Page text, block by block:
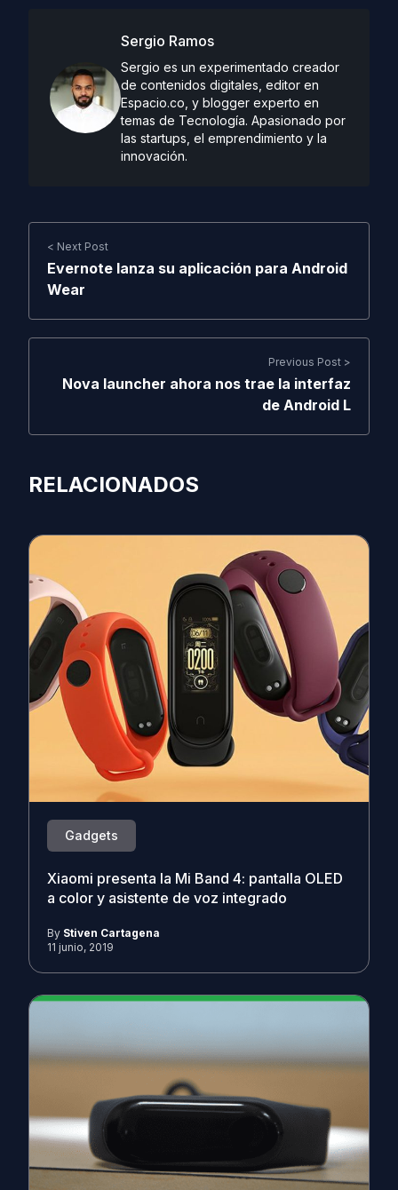
Sergio Ramos
Sergio es un experimentado creador
de contenidos digitales, editor en
Espacio.co, y blogger experto en
temas de Tecnología. Apasionado por
las startups, el emprendimiento y la
innovación.
< Next Post
Evernote lanza su aplicación para Android
Wear
Previous Post >
Nova launcher ahora nos trae la interfaz
de Android L
RELACIONADOS
Gadgets
Xiaomi presenta la Mi Band 4: pantalla OLED
a color y asistente de voz integrado
By Stiven Cartagena
11 junio, 2019